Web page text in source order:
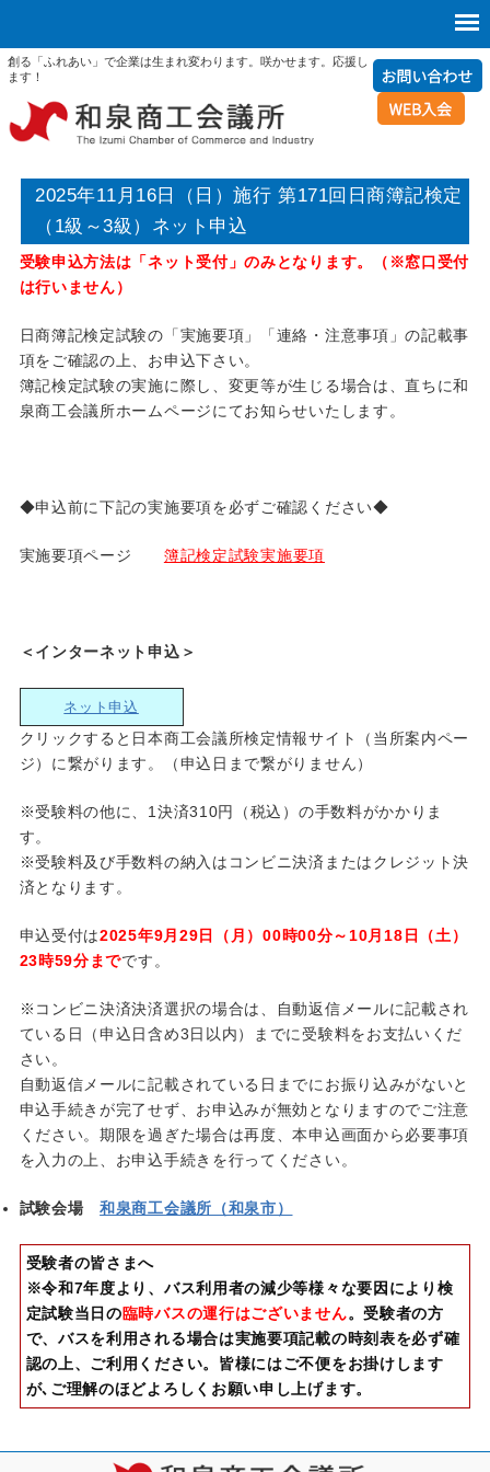
創る「ふれあい」で企業は生まれ変わります。咲かせます。応援し
ます！
2025年11月16日（日）施行 第171回日商簿記検定
（1級～3級）ネット申込
受験申込方法は「ネット受付」のみとなります。（※窓口受付
は行いません）
日商簿記検定試験の「実施要項」「連絡・注意事項」の記載事
項をご確認の上、お申込下さい。
簿記検定試験の実施に際し、変更等が生じる場合は、直ちに和
泉商工会議所ホームページにてお知らせいたします。
◆申込前に下記の実施要項を必ずご確認ください◆
実施要項ページ 簿記検定試験実施要項
＜インターネット申込＞
ネット申込
クリックすると日本商工会議所検定情報サイト（当所案内ペー
ジ）に繋がります。（申込日まで繋がりません）
※受験料の他に、1決済310円（税込）の手数料がかかりま
す。
※受験料及び手数料の納入はコンビニ決済またはクレジット決
済となります。
申込受付は2025年9月29日（月）00時00分～10月18日（土）
23時59分までです。
※コンビニ決済決済選択の場合は、自動返信メールに記載され
ている日（申込日含め3日以内）までに受験料をお支払いくだ
さい。
自動返信メールに記載されている日までにお振り込みがないと
申込手続きが完了せず、お申込みが無効となりますのでご注意
ください。期限を過ぎた場合は再度、本申込画面から必要事項
を入力の上、お申込手続きを行ってください。
試験会場和泉商工会議所（和泉市）
受験者の皆さまへ
※令和7年度より、バス利用者の減少等様々な要因により検
定試験当日の臨時バスの運行はございません。受験者の方
で、バスを利用される場合は実施要項記載の時刻表を必ず確
認の上、ご利用ください。皆様にはご不便をお掛けします
が､ご理解のほどよろしくお願い申し上げます。